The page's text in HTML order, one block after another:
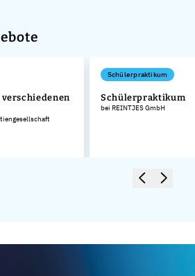
Schülerpraktikum
Schülerpraktikum
bei REINTJES GmbH